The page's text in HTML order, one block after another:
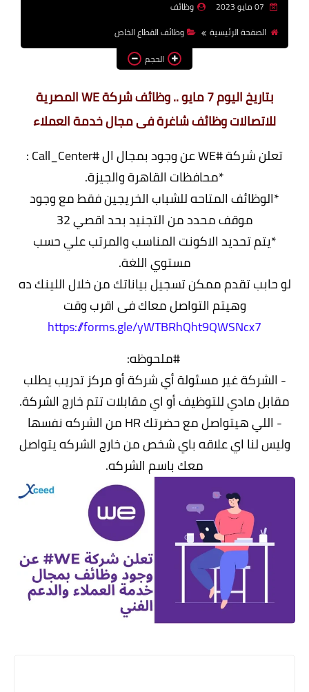
بالجامعات والمعاهد
اخبار
وظائف
الصفحة الرئيسية
وظائف القطاع الخاص
الحجم
بتاريخ اليوم 7 مايو .. وظائف شركة WE المصرية
للاتصالات وظائف شاغرة فى مجال خدمة العملاء
تعلن شركة #WE عن وجود بمجال ال #Call_Center :
*محافظات القاهرة والجيزة.
*الوظائف المتاحه للشباب الخريجين فقط مع وجود
موقف محدد من التجنيد بحد اقصي 32
*يتم تحديد الاكونت المناسب والمرتب علي حسب
مستوي اللغة.
لو حابب تقدم ممكن تسجيل بياناتك من خلال اللينك ده
وهيتم التواصل معاك فى اقرب وقت
https://forms.gle/yWTBRhQht9QWSNcx7
#ملحوظه:
- الشركة غير مسئولة أي شركة أو مركز تدريب يطلب
مقابل مادي للتوظيف أو اي مقابلات تتم خارج الشركة.
- اللي هيتواصل مع حضرتك HR من الشركه نفسها
وليس لنا اي علاقه باي شخص من خارج الشركه يتواصل
معك باسم الشركه.